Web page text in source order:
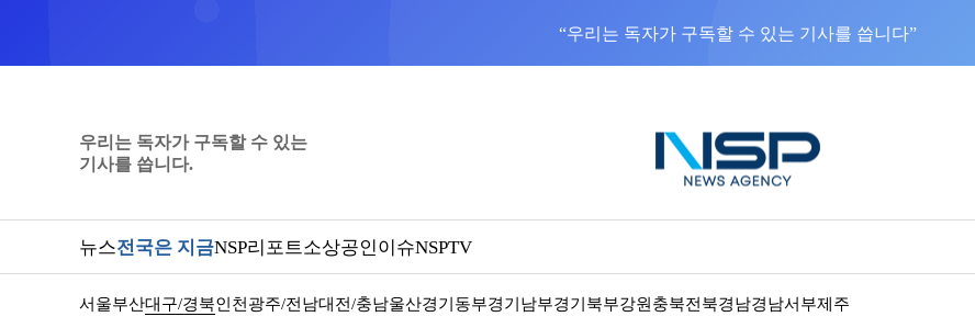
NSP통신을 구글 선호 매체로 추가 바로가기
우리는 독자가 구독할 수 있는
기사를 씁니다.
뉴스전국은 지금NSP리포트소상공인이슈NSPTV
서울부산대구/경북인천 광주/전남대전/충남울산경기동부경기남부경기북부강원 충북전북경남경남서부제주